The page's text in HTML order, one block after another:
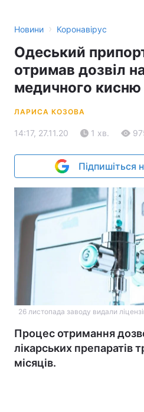
Новини › Коронавірус
Одеський
отримав дозвіл
медичного кисню
ЛАРИСА КОЗОВА
14:17, 27.11.20 1 хв.
Підпишіться
26 листопада заводу видали
Процес отримання
лікарських препаратів
місяців.